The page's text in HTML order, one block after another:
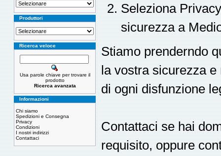
Produttori
Ricerca veloce
Usa parole chiave per trovare il
prodotto
Ricerca avanzata
Informazioni
Chi siamo
Spedizioni e Consegna
Privacy
Condizioni
I nostri indirizzi
Contattaci
Seleziona
sicurezza a
Stiamo prenderndo
la vostra sicurezza
di ogni disfunzione
Contattaci se hai
requisito, oppure